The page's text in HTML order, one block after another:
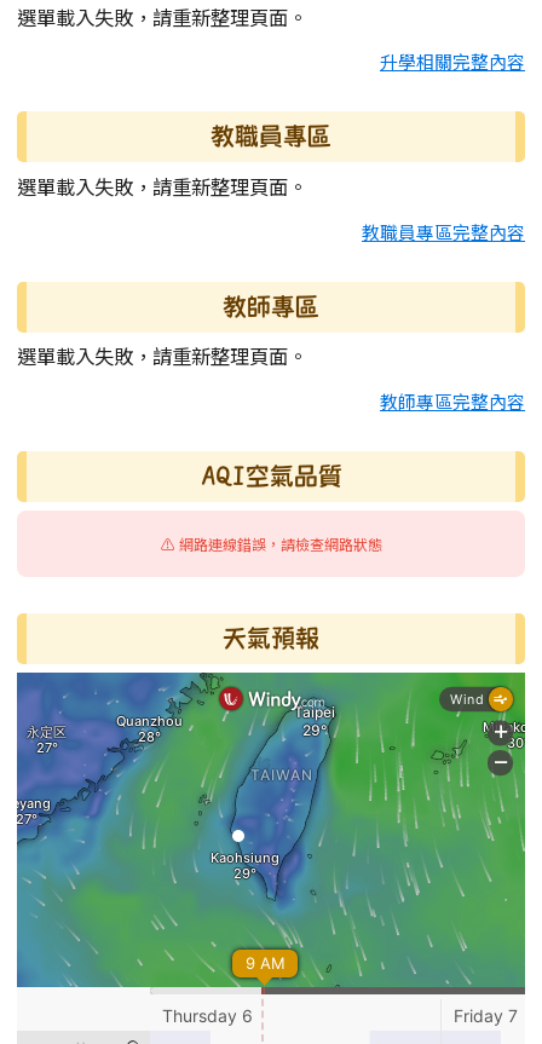
選單載入失敗，請重新整理頁面。
升學相關完整內容
教職員專區
選單載入失敗，請重新整理頁面。
教職員專區完整內容
教師專區
選單載入失敗，請重新整理頁面。
教師專區完整內容
AQI空氣品質
⚠️ 網路連線錯誤，請檢查網路狀態
天氣預報